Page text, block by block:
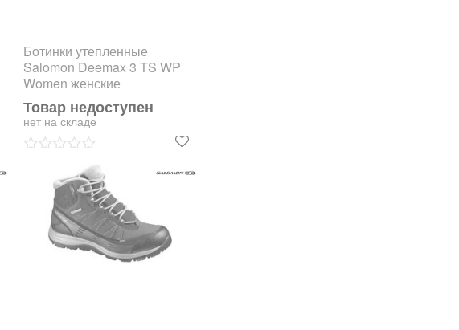
Ботинки утепленные
Salomon Deemax 3 TS WP
Women женские
Товар недоступен
нет на складе